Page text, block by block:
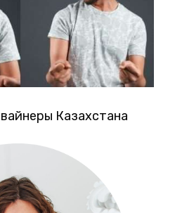
Казахстана